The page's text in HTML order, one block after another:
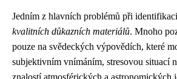
Jedním z hlavních problémů při
kvalitních důkazních materiálů. Mnoho
pouze na svědeckých výpovědích, které
subjektivním vnímáním, stresovou situací
znalostí atmosférických a astronomických